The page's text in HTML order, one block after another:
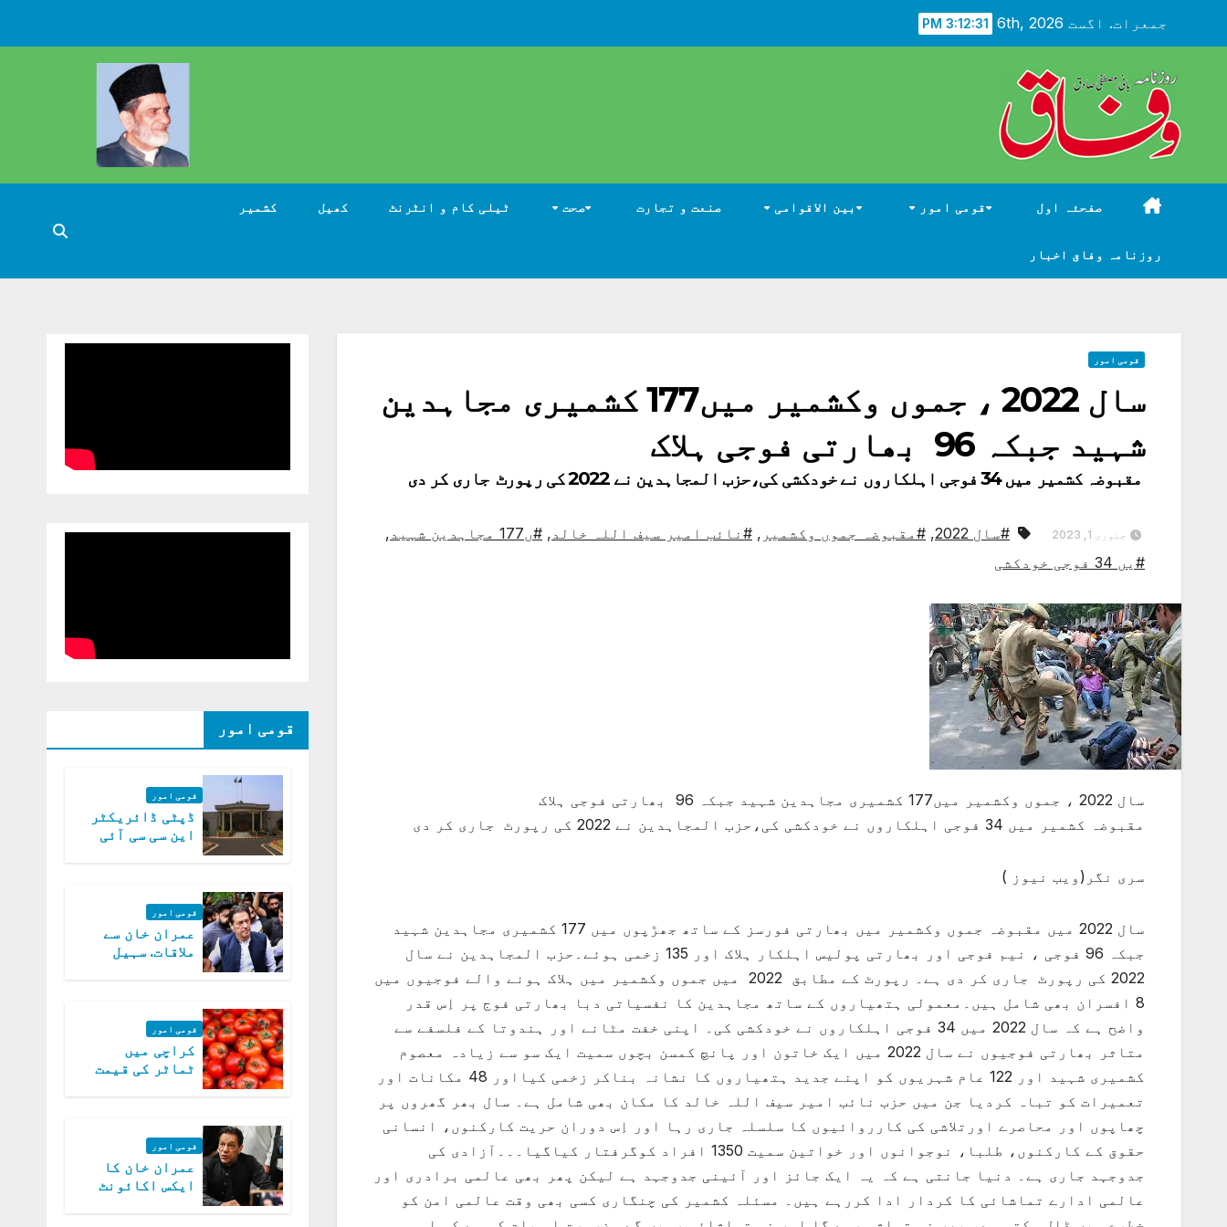
جمعرات. اگست 6th, 2026 3:12:32 PM
صفحئہ اول قومی امور بین الاقوامی صنعت و تجارت صحت ٹیلی کام و انٹرنٹ کھیل کشمیر
روزنامہ وفاق اخبار
قومی امور
سال 2022 ، جموں وکشمیر میں177 کشمیری مجاہدین
شہید جبکہ 96 بھارتی فوجی ہلاک
مقبوضہ کشمیر میں 34 فوجی اہلکاروں نے خودکشی کی،حزب المجاہدین نے 2022 کی رپورٹ جاری کر دی
جنوری 1, 2023 #سال 2022 , #مقبوضہ جموں وکشمیر , #نائب امیر سیف اللہ خالد, #ں177 مجاہدین شہید
,
#یں 34 فوجی خودکشی
سال 2022 ، جموں وکشمیر میں177 کشمیری مجاہدین شہید جبکہ 96 بھارتی فوجی ہلاک
مقبوضہ کشمیر میں 34 فوجی اہلکاروں نے خودکشی کی،حزب المجاہدین نے 2022 کی رپورٹ جاری کر دی
سری نگر(ویب نیوز )
سال 2022 میں مقبوضہ جموں وکشمیر میں بھارتی فورسز کے ساتھ جھڑپوں میں 177 کشمیری مجاہدین شہید
جبکہ 96 فوجی ، نیم فوجی اور بھارتی پولیس اہلکار ہلاک اور 135 زخمی ہوئے۔حزب المجاہدین نے سال
2022 کی رپورٹ جاری کر دی ہے۔ رپورٹ کے مطابق 2022 میں جموں وکشمیر میں ہلاک ہونے والے فوجیوں میں
8 افسران بھی شامل ہیں۔معمولی ہتھیاروں کے ساتھ مجاہدین کا نفسیاتی دبا بھارتی فوج پر اِس قدر
واضح ہے کہ سال 2022 میں 34 فوجی اہلکاروں نے خودکشی کی۔ اپنی خفت مٹانے اور ہندوتا کے فلسفے سے
متاثر بھارتی فوجیوں نے سال 2022 میں ایک خاتون اور پانچ کمسن بچوں سمیت ایک سو سے زیادہ معصوم
کشمیری شہید اور 122 عام شہریوں کو اپنے جدید ہتھیاروں کا نشانہ بناکر زخمی کیااور 48 مکانات اور
تعمیرات کو تباہ کردیا جن میں حزب نائب امیر سیف اللہ خالد کا مکان بھی شامل ہے۔ سال بھر گھروں پر
چھاپوں اور محاصرے اورتلاشی کی کارروائیوں کا سلسلہ جاری رہا اور اِس دوران حریت کارکنوں، انسانی
حقوق کے کارکنوں، طلبا، نوجوانوں اور خواتین سمیت 1350 افراد کوگرفتار کیاگیا۔۔۔آزادی کی
جدوجہد جاری ہے۔ دنیا جانتی ہے کہ یہ ایک جائز اور آئینی جدوجہد ہے لیکن پھر بھی عالمی برادری اور
عالمی ادارے تماشائی کا کردار ادا کررہے ہیں۔ مسئلہ کشمیر کی چنگاری کسی بھی وقت عالمی امن کو
قومی امور
قومی امور
ڈپٹی ڈائریکٹر
این سی سی آئی
قومی امور
عمران خان سے
ملاقات. سہیل
قومی امور
کراچی میں
ٹماٹر کی قیمت
قومی امور
عمران خان کا
ایکس اکائونٹ